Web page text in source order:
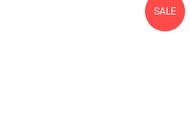
SALE